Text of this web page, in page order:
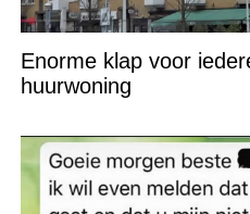
Enorme klap voor
huurwoning